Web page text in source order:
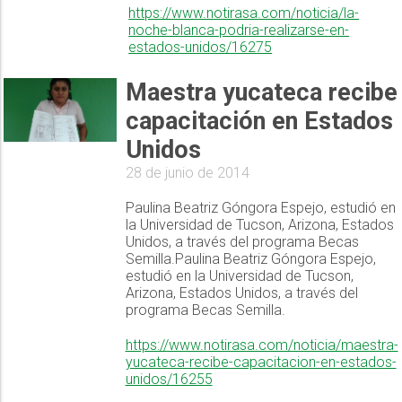
https://www.notirasa.com/noticia/la-
noche-blanca-podria-realizarse-en-
estados-unidos/16275
Maestra yucateca recibe
capacitación en Estados
Unidos
28 de junio de 2014
Paulina Beatriz Góngora Espejo, estudió en
la Universidad de Tucson, Arizona, Estados
Unidos, a través del programa Becas
Semilla.Paulina Beatriz Góngora Espejo,
estudió en la Universidad de Tucson,
Arizona, Estados Unidos, a través del
programa Becas Semilla.
https://www.notirasa.com/noticia/maestra-
yucateca-recibe-capacitacion-en-estados-
unidos/16255